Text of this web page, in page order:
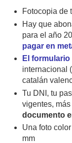
Fotocopia de
Hay que
para el año
pagar en
El formulario
internacional
catalán
Tu DNI, tu
vigentes, más
documento
Una foto
mm